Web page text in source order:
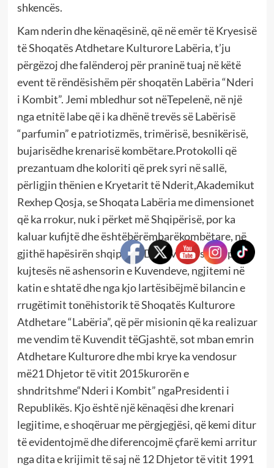
shkencës.
Kam nderin dhe kënaqësinë, që në emër të Kryesisë
të Shoqatës Atdhetare Kulturore Labëria, t’ju
përgëzoj dhe falënderoj për praninë tuaj në këtë
event të rëndësishëm për shoqatën Labëria “Nderi
i Kombit”. Jemi mbledhur sot nëTepelenë, në një
nga etnitë labe që i ka dhënë trevës së Labërisë
“parfumin” e patriotizmës, trimërisë, besnikërisë,
bujarisëdhe krenarisë kombëtare.Protokolli që
prezantuam dhe koloriti që prek syri në sallë,
përligjin thënien e Kryetarit të Nderit,Akademikut
Rexhep Qosja, se Shoqata Labëria me dimensionet
që ka rrokur, nuk i përket më Shqipërisë, por ka
kaluar kufijtë dhe ështëbërëmbarëkombëtare, në
gjithë hapësirën shqiptare.Duke vendosur Çipine
kujtesës në ashensorin e Kuvendeve, ngjitemi në
katin e shtatë dhe nga kjo lartësibëjmë bilancin e
rrugëtimit tonëhistorik të Shoqatës Kulturore
Atdhetare “Labëria”, që për misionin që ka realizuar
me vendim të Kuvendit tëGjashtë, sot mban emrin
Atdhetare Kulturore dhe mbi krye ka vendosur
më21 Dhjetor të vitit 2015kurorën e
shndritshme“Nderi i Kombit” ngaPresidenti i
Republikës. Kjo është një kënaqësi dhe krenari
legjitime, e shoqëruar me përgjegjësi, që kemi ditur
të evidentojmë dhe diferencojmë çfarë kemi arritur
nga dita e krijimit të saj në 12 Dhjetor të vitit 1991